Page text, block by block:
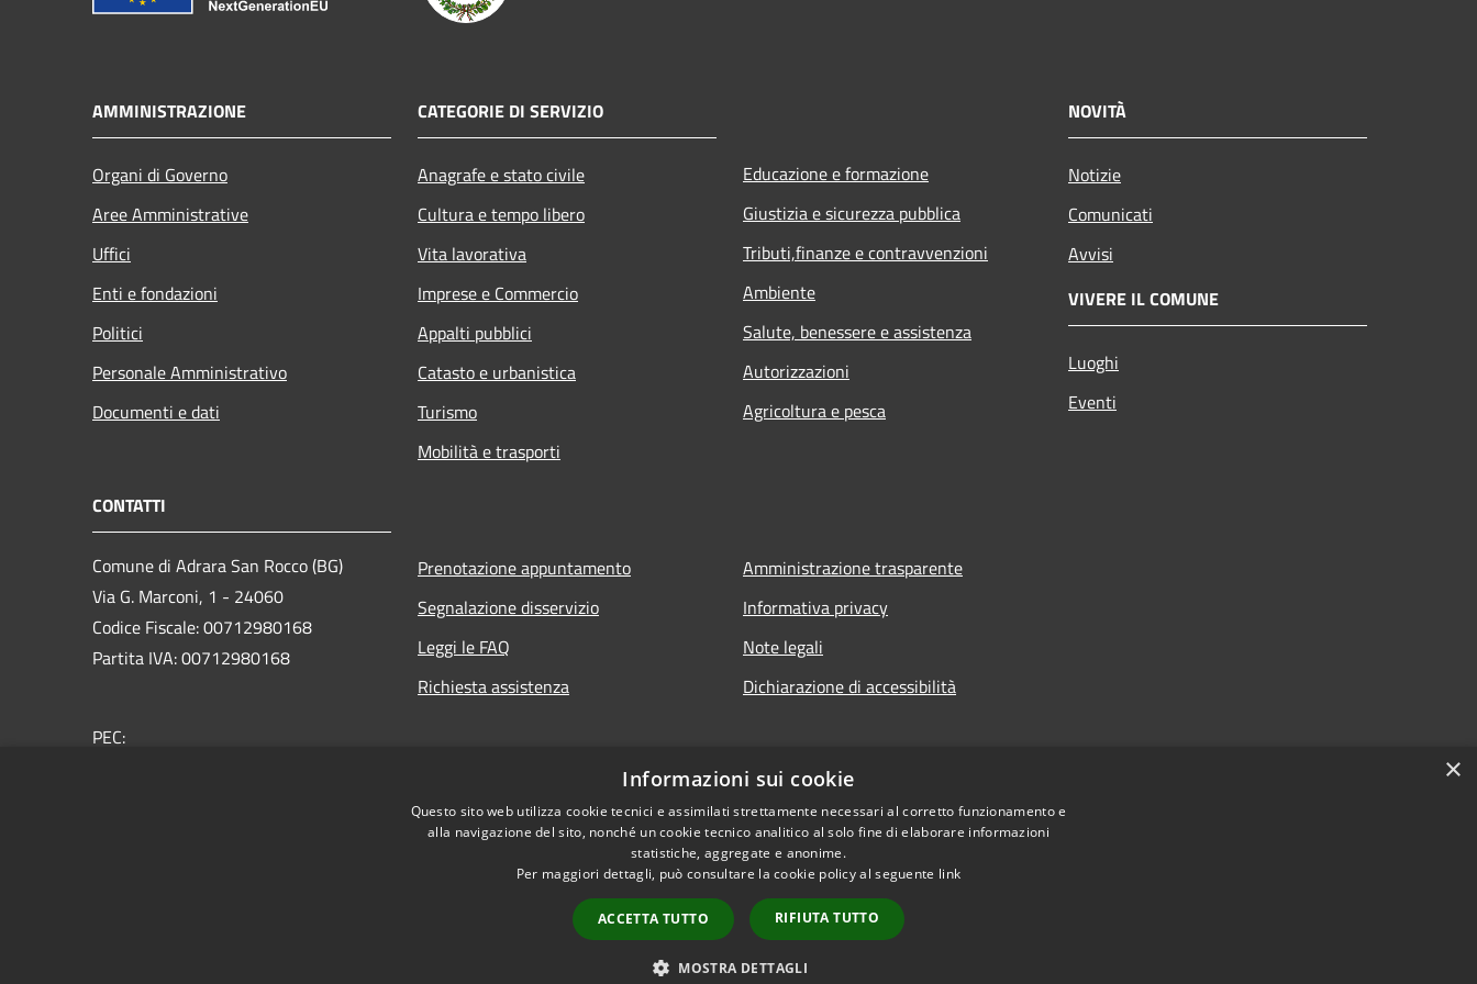
AMMINISTRAZIONE
Organi di Governo
Aree Amministrative
Uffici
Enti e fondazioni
Politici
Personale Amministrativo
Documenti e dati
CATEGORIE DI SERVIZIO
Anagrafe e stato civile
Cultura e tempo libero
Vita lavorativa
Imprese e Commercio
Appalti pubblici
Catasto e urbanistica
Turismo
Mobilità e trasporti
Educazione e formazione
Giustizia e sicurezza pubblica
Tributi,finanze e contravvenzioni
Ambiente
Salute, benessere e assistenza
Autorizzazioni
Agricoltura e pesca
NOVITÀ
Notizie
Comunicati
Avvisi
VIVERE IL COMUNE
Luoghi
Eventi
CONTATTI
Comune di Adrara San Rocco (BG)
Via G. Marconi, 1 - 24060
Codice Fiscale: 00712980168
Partita IVA: 00712980168
PEC:
Prenotazione appuntamento
Segnalazione disservizio
Leggi le FAQ
Richiesta assistenza
Amministrazione trasparente
Informativa privacy
Note legali
Dichiarazione di accessibilità
Copyright © 2026 • Comune di Adrara San Rocco • Powered by
×
Informazioni sui cookie
Questo sito web utilizza cookie tecnici e assimilati strettamente necessari al corretto funzionamento e
alla navigazione del sito, nonché un cookie tecnico analitico al solo fine di elaborare informazioni
statistiche, aggregate e anonime.
Per maggiori dettagli, può consultare la cookie policy al seguente link
ACCETTA TUTTO RIFIUTA TUTTO
MOSTRA DETTAGLI